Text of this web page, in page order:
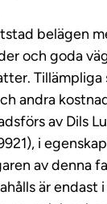
belägen
och goda
Tillämpliga
andra
av Dils
i
av denna
är